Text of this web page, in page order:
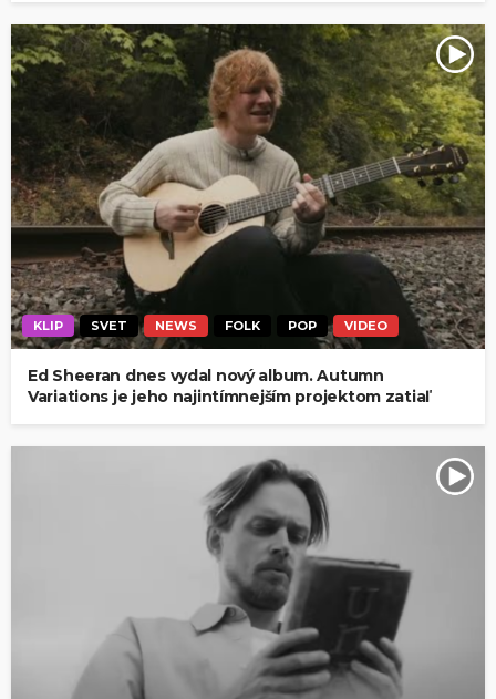
KLIP SVET NEWS FOLK POP VIDEO
Ed Sheeran dnes vydal nový album. Autumn
Variations je jeho najintímnejším projektom zatiaľ